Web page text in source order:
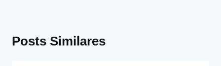
Posts Similares